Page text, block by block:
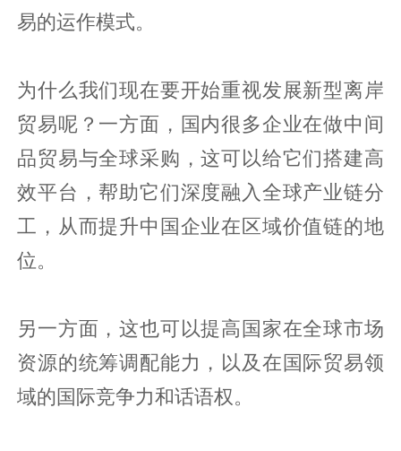
易的运作模式。
为什么我们现在要开始重视发展新型离岸
贸易呢？一方面，国内很多企业在做中间
品贸易与全球采购，这可以给它们搭建高
效平台，帮助它们深度融入全球产业链分
工，从而提升中国企业在区域价值链的地
位。
另一方面，这也可以提高国家在全球市场
资源的统筹调配能力，以及在国际贸易领
域的国际竞争力和话语权。